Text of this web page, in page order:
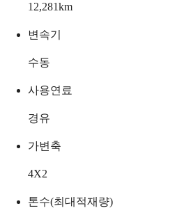
12,281km
변속기
수동
사용연료
경유
가변축
4X2
톤수(최대적재량)